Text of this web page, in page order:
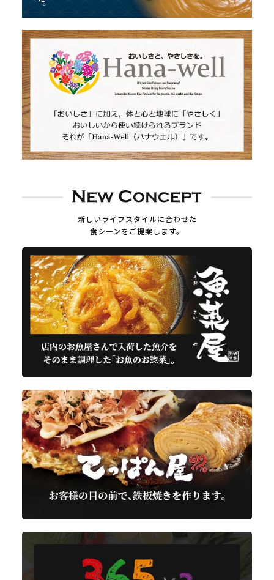
新しいライフスタイルに合わせた
食シーンをご提案します。